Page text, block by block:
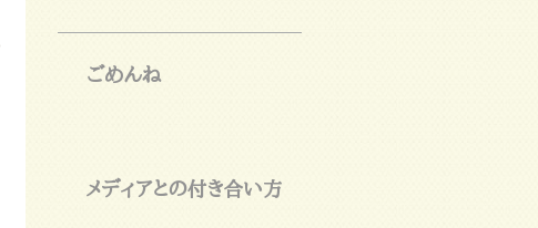
ごめんね
メディアとの付き合い方